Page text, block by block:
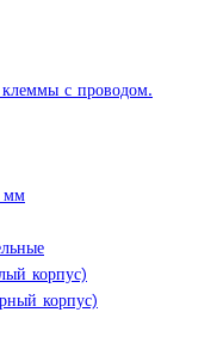
с проводом.
мм
корпус)
корпус)